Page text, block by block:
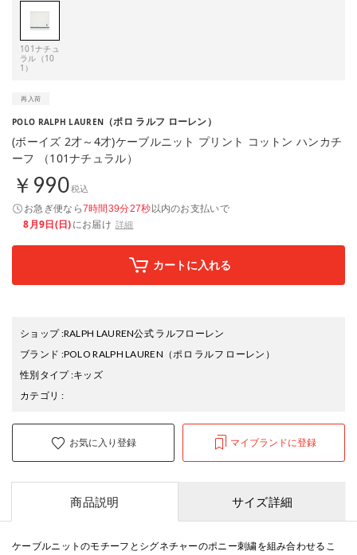
101ナチュ
ラル（10
1）
POLO RALPH LAUREN （ポロ ラルフ ローレン）
(ボーイズ 2才～4才)ケーブルニット プリント コットン ハンカチ
ーフ （101ナチュラル）
￥990税込
お急ぎ便なら7時間39分27秒以内のお支払いで
8月9日(日)にお届け 詳細
カートに入れる
ショップ:RALPH LAUREN公式 ラルフローレン
ブランド :POLO RALPH LAUREN （ポロ ラルフ ローレン）
性別タイプ:キッズ
カテゴリ :
お気に入り登録 マイブランドに登録
商品説明 サイズ詳細
ケーブルニットのモチーフとシグネチャーのポニー刺繍を組み合わせるこ